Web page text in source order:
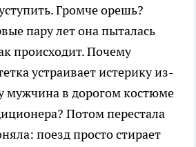
Громче орешь?
пару лет она пыталась
происходит. Почему
устраивает истерику из-
мужчина в дорогом костюме
Потом перестала
поезд просто стирает